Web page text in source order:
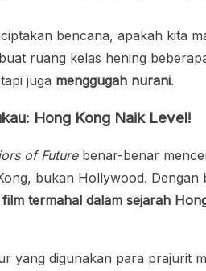
bencana, apakah kita
ruang kelas hening
juga menggugah nurani.
Hong Kong Naik Level!
of Futurebenar-benar
bukan Hollywood. Dengan
film termahal dalam sejarah
yang digunakan para prajurit